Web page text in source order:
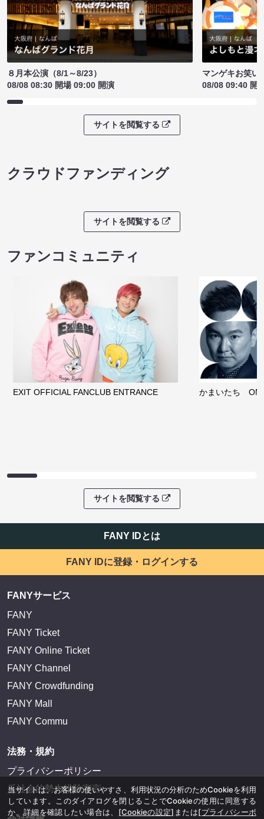
８月本公演（8/1～8/23）
08/08 08:30 開場 09:00 開演
マンゲキお笑い
08/08 09:40 開
サイトを閲覧する
クラウドファンディング
サイトを閲覧する
ファンコミュニティ
EXIT OFFICIAL FANCLUB ENTRANCE かまいたち
サイトを閲覧する
FANY IDとは
FANY IDに登録・ログインする
FANYサービス
FANY
FANY Ticket
FANY Online Ticket
FANY Channel
FANY Crowdfunding
FANY Mall
FANY Commu
法務・規約
プライバシーポリシー
反社会的勢力排除宣言
当サイトは、お客様の使いやすさ、利用状況の分析のためCookieを利用
しています。このダイアログを閉じることでCookieの使用に同意する
か、詳細を確認したい場合は、 [Cookieの設定] または[プライバシーポ